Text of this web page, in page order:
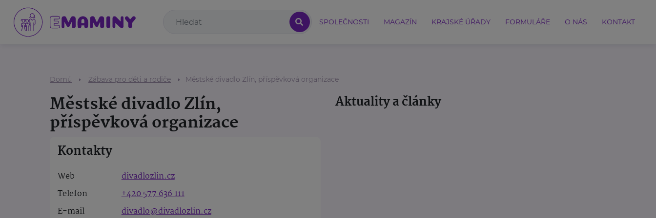
SPOLEČNOSTI MAGAZÍN KRAJSKÉ ÚŘADY FORMULÁŘE O NÁS KONTAKT
Domů Zábava pro děti a rodiče Městské divadlo Zlín, příspěvková organizace
Městské divadlo Zlín,
příspěvková organizace
Kontakty
Web
divadlozlin.cz
Telefon
+420 577 636 111
E-mail
divadlo@divadlozlin.cz
Aktuality a články